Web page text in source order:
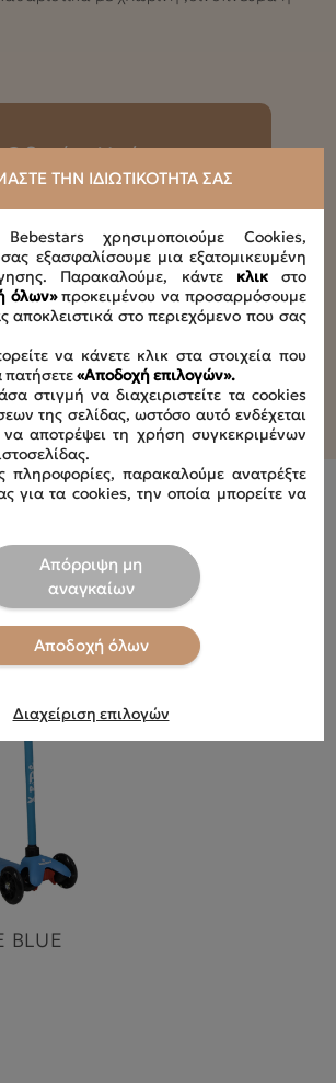
Οδηγίες Χρήσης
BLUE
ΤΗΝ ΙΔΙΩΤΙΚΌΤΗΤΆ ΣΑΣ
χρησιμοποιούμε Cookies,
εξασφαλίσουμε μια εξατομικευμένη
Παρακαλούμε, κάντε κλικ στο
όλων»προκειμένου να προσαρμόσουμε
αποκλειστικά στο περιεχόμενο που σας
να κάνετε κλικ στα στοιχεία που
πατήσετε«Αποδοχή επιλογών».
στιγμή να διαχειριστείτε τα cookies
της σελίδας, ωστόσο αυτό ενδέχεται
να αποτρέψει τη χρήση συγκεκριμένων
πληροφορίες, παρακαλούμε ανατρέξτε
για τα cookies, την οποία μπορείτε να
Απόρριψη μη
αναγκαίων
Αποδοχή όλων
Διαχείριση επιλογών